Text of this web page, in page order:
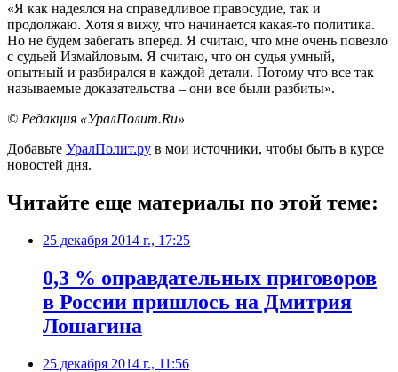
«Я как надеялся на справедливое правосудие, так и
продолжаю. Хотя я вижу, что начинается какая-то политика.
Но не будем забегать вперед. Я считаю, что мне очень повезло
с судьей Измайловым. Я считаю, что он судья умный,
опытный и разбирался в каждой детали. Потому что все так
называемые доказательства – они все были разбиты».
© Редакция «УралПолит.Ru»
Добавьте УралПолит.ру в мои источники, чтобы быть в курсе
новостей дня.
Читайте еще материалы по этой теме:
25 декабря 2014 г., 17:25
0,3 % оправдательных приговоров
в России пришлось на Дмитрия
Лошагина
25 декабря 2014 г., 11:56